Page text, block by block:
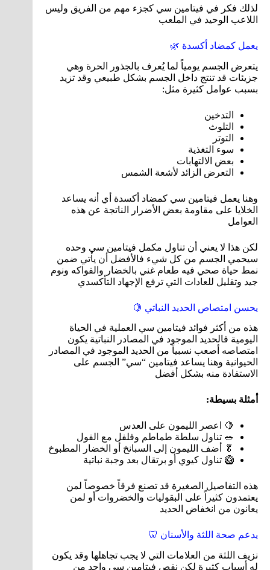
لذلك فكر في فيتامين سي كجزء مهم من الفريق وليس
اللاعب الوحيد في الملعب
يعمل كمضاد أكسدة 🌿
يتعرض الجسم يومياً لما يُعرف بالجذور الحرة وهي
جزيئات قد تنتج داخل الجسم بشكل طبيعي وقد تزيد
بسبب عوامل كثيرة مثل:
التدخين
التلوث
التوتر
سوء التغذية
بعض الالتهابات
التعرض الزائد لأشعة الشمس
وهنا يعمل فيتامين سي كمضاد أكسدة أي أنه يساعد
الخلايا على مقاومة بعض الأضرار الناتجة عن هذه
العوامل
لكن هذا لا يعني أن تناول مكمل فيتامين سي وحده
سيحمي الجسم من كل شيء فالأفضل أن يأتي ضمن
نمط حياة صحي فيه طعام غني بالخضار والفواكه ونوم
جيد وتقليل للعادات التي ترفع الإجهاد التأكسدي
يحسن امتصاص الحديد النباتي 🍋
هذه من أكثر فوائد فيتامين سي العملية في الحياة
اليومية فالحديد الموجود في المصادر النباتية يكون
امتصاصه أصعب نسبياً من الحديد الموجود في المصادر
الحيوانية وهنا يساعد فيتامين “سي” الجسم على
الاستفادة منه بشكل أفضل
أمثلة بسيطة:
🍋 اعصر الليمون على العدس
🥗 تناول سلطة طماطم وفلفل مع الفول
🥬 أضف الليمون إلى السبانخ أو الخضار المطبوخ
🥝 تناول كيوي أو برتقال بعد وجبة نباتية
هذه التفاصيل الصغيرة قد تصنع فرقاً خصوصاً لمن
يعتمدون كثيراً على البقوليات والخضروات أو لمن
يعانون من انخفاض الحديد
يدعم صحة اللثة والأسنان 🦷
نزيف اللثة من العلامات التي لا يجب تجاهلها وقد يكون
له أسباب كثيرة لكن نقص فيتامين سي واحد من